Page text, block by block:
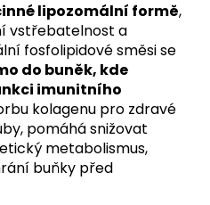
lipozomální formě,
vstřebatelnost a
fosfolipidové směsi se
do buněk, kde
imunitního
kolagenu pro zdravé
pomáhá snižovat
metabolismus,
buňky před